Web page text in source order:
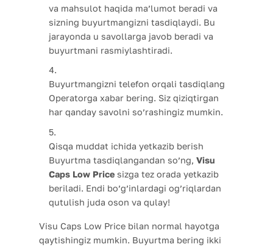
va mahsulot haqida ma’lumot beradi va
sizning buyurtmangizni tasdiqlaydi. Bu
jarayonda u savollarga javob beradi va
buyurtmani rasmiylashtiradi.
Buyurtmangizni telefon orqali tasdiqlang
Operatorga xabar bering. Siz qiziqtirgan
har qanday savolni so’rashingiz mumkin.
Qisqa muddat ichida yetkazib berish
Buyurtma tasdiqlangandan so’ng, Visu
Caps Low Price sizga tez orada yetkazib
beriladi. Endi bo’g’inlardagi og’riqlardan
qutulish juda oson va qulay!
Visu Caps Low Price bilan normal hayotga
qaytishingiz mumkin. Buyurtma bering ikki